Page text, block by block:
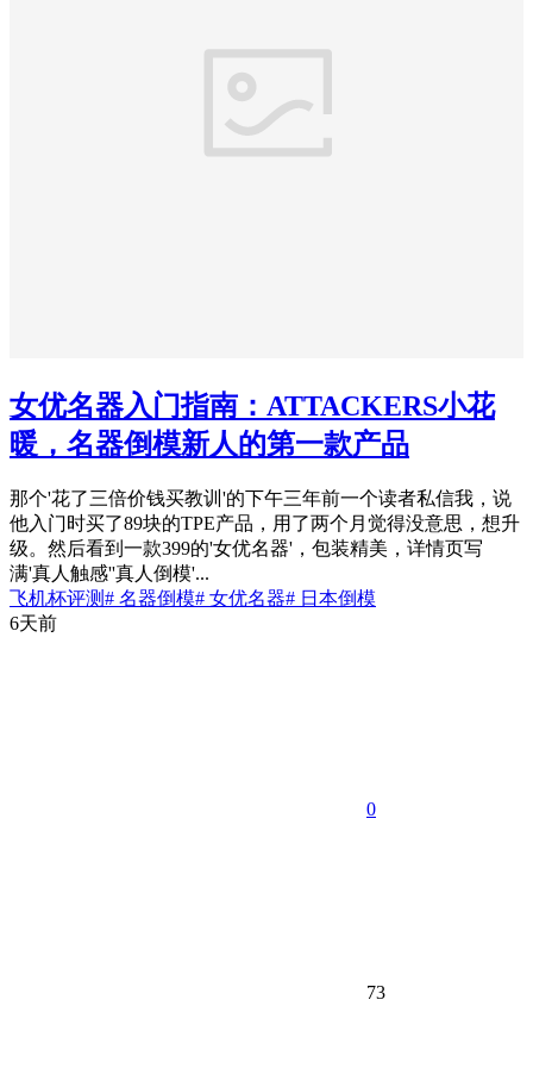
女优名器入门指南：ATTACKERS小花
暖，名器倒模新人的第一款产品
那个'花了三倍价钱买教训'的下午三年前一个读者私信我，说
他入门时买了89块的TPE产品，用了两个月觉得没意思，想升
级。然后看到一款399的'女优名器'，包装精美，详情页写
满'真人触感''真人倒模'...
飞机杯评测# 名器倒模# 女优名器# 日本倒模
6天前
0
73